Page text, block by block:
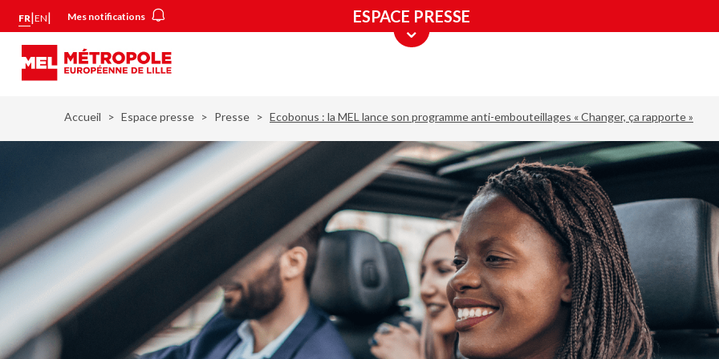
principal
FR|EN| Mes notifications ESPACE PRESSE
Accueil Espace presse Presse Ecobonus : la MEL lance son programme anti-embouteillages « Changer, ça rapporte »
Panneau de gestion des cookies